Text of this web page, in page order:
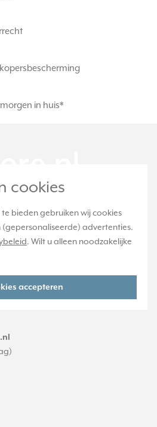
cookies
bieden gebruiken wij cookies
advertenties.
. Wilt u alleen noodzakelijke
accepteren
in huis*
e-Stores
of
GMBH & CO. KG.
tot 12:00 en